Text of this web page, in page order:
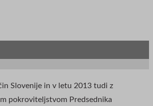
Slovenije in v letu 2013 tudi z
pokroviteljstvom Predsednika